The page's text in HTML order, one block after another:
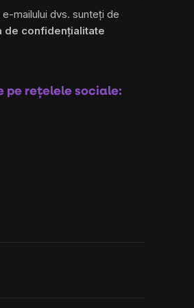
e-mailului dvs. sunteți de
de confidențialitate
pe rețelele sociale: